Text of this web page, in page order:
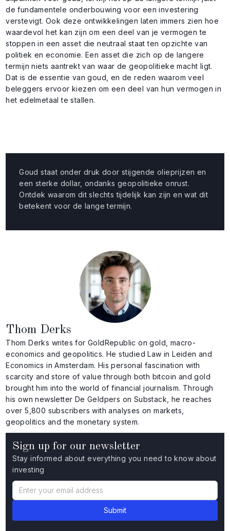
Sign up for our newsletter
Stay informed about everything you need to know about
investing
de fundamentele onderbouwing voor een investering
verstevigt. Ook deze ontwikkelingen laten immers zien hoe
waardevol het kan zijn om een deel van je vermogen te
stoppen in een asset die neutraal staat ten opzichte van
politiek en economie. Een asset die zich op de langere
termijn niets aantrekt van waar de geopolitieke macht ligt.
Dat is de essentie van goud, en de reden waarom veel
beleggers ervoor kiezen om een deel van hun vermogen in
het edelmetaal te stallen.
Goud staat onder druk door stijgende olieprijzen en
een sterke dollar, ondanks geopolitieke onrust.
Ontdek waarom dit slechts tijdelijk kan zijn en wat dit
betekent voor de lange termijn.
Thom Derks
Thom Derks writes for GoldRepublic on gold, macro-
economics and geopolitics. He studied Law in Leiden and
Economics in Amsterdam. His personal fascination with
scarcity and store of value through both bitcoin and gold
brought him into the world of financial journalism. Through
his own newsletter De Geldpers on Substack, he reaches
over 5,800 subscribers with analyses on markets,
geopolitics and the monetary system.